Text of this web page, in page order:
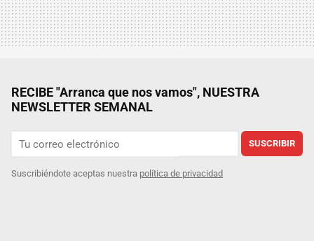
RECIBE "Arranca que nos vamos", NUESTRA
NEWSLETTER SEMANAL
SUSCRIBIR
Suscribiéndote aceptas nuestra política de privacidad